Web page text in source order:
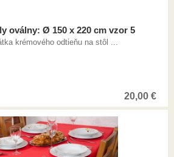
oválny: Ø 150 x 220 cm vzor 5
krémového odtieňu na stôl ...
20,00 €